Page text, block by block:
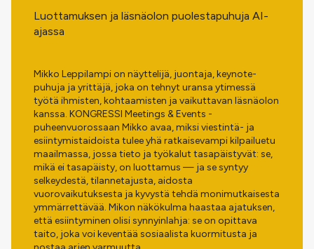
Luottamuksen ja läsnäolon puolestapuhuja AI-
ajassa
Mikko Leppilampi on näyttelijä, juontaja, keynote-
puhuja ja yrittäjä, joka on tehnyt uransa ytimessä
työtä ihmisten, kohtaamisten ja vaikuttavan läsnäolon
kanssa. KONGRESSI Meetings & Events -
puheenvuorossaan Mikko avaa, miksi viestintä- ja
esiintymistaidoista tulee yhä ratkaisevampi kilpailuetu
maailmassa, jossa tieto ja työkalut tasapäistyvät: se,
mikä ei tasapäisty, on luottamus — ja se syntyy
selkeydestä, tilannetajusta, aidosta
vuorovaikutuksesta ja kyvystä tehdä monimutkaisesta
ymmärrettävää. Mikon näkökulma haastaa ajatuksen,
että esiintyminen olisi synnyinlahja: se on opittava
taito, joka voi keventää sosiaalista kuormitusta ja